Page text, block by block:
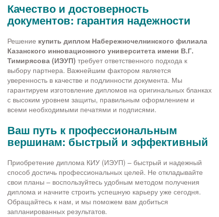
Качество и достоверность
документов: гарантия надежности
Решение купить диплом Набережночелнинского филиала
Казанского инновационного университета имени В.Г.
Тимирясова (ИЭУП) требует ответственного подхода к
выбору партнера. Важнейшим фактором является
уверенность в качестве и подлинности документа. Мы
гарантируем изготовление дипломов на оригинальных бланках
с высоким уровнем защиты, правильным оформлением и
всеми необходимыми печатями и подписями.
Ваш путь к профессиональным
вершинам: быстрый и эффективный
Приобретение диплома КИУ (ИЭУП) – быстрый и надежный
способ достичь профессиональных целей. Не откладывайте
свои планы – воспользуйтесь удобным методом получения
диплома и начните строить успешную карьеру уже сегодня.
Обращайтесь к нам, и мы поможем вам добиться
запланированных результатов.